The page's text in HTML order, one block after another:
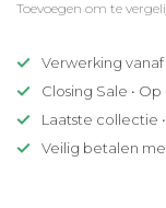
Toevoegen om te
Verwerking
Closing Sale •
Laatste collectie
Veilig betalen